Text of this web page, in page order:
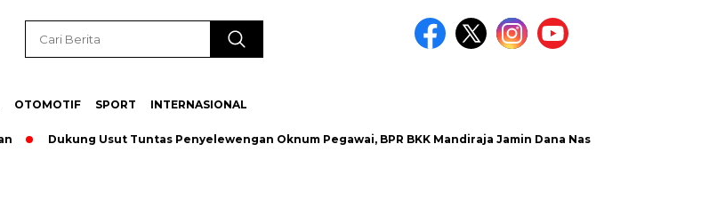
OTOMOTIF SPORT INTERNASIONAL
Dukung Usut Tuntas Penyelewengan Oknum Pegawai, BPR BKK Mandiraja Jamin Dana Nasabah Aman